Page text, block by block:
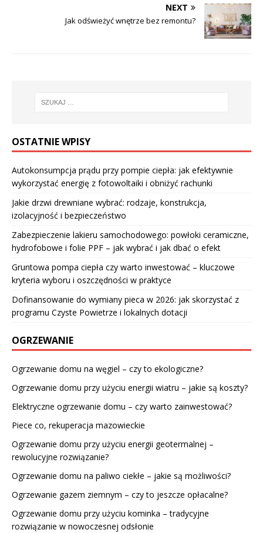
NEXT
Jak odświeżyć wnętrze bez remontu?
OSTATNIE WPISY
Autokonsumpcja prądu przy pompie ciepła: jak efektywnie
wykorzystać energię z fotowoltaiki i obniżyć rachunki
Jakie drzwi drewniane wybrać: rodzaje, konstrukcja,
izolacyjność i bezpieczeństwo
Zabezpieczenie lakieru samochodowego: powłoki ceramiczne,
hydrofobowe i folie PPF – jak wybrać i jak dbać o efekt
Gruntowa pompa ciepła czy warto inwestować – kluczowe
kryteria wyboru i oszczędności w praktyce
Dofinansowanie do wymiany pieca w 2026: jak skorzystać z
programu Czyste Powietrze i lokalnych dotacji
OGRZEWANIE
Ogrzewanie domu na węgiel – czy to ekologiczne?
Ogrzewanie domu przy użyciu energii wiatru – jakie są koszty?
Elektryczne ogrzewanie domu – czy warto zainwestować?
Piece co, rekuperacja mazowieckie
Ogrzewanie domu przy użyciu energii geotermalnej –
rewolucyjne rozwiązanie?
Ogrzewanie domu na paliwo ciekłe – jakie są możliwości?
Ogrzewanie gazem ziemnym – czy to jeszcze opłacalne?
Ogrzewanie domu przy użyciu kominka – tradycyjne
rozwiązanie w nowoczesnej odsłonie